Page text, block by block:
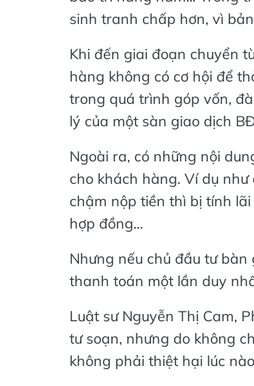
sinh tranh chấp hơn, vì
Khi đến giai đoạn chuyển
hàng không có cơ hội để
trong quá trình góp vốn,
lý của một sàn giao dịch
Ngoài ra, có những nội
cho khách hàng. Ví dụ
chậm nộp tiền thì bị tính
hợp đồng...
Nhưng nếu chủ đầu tư
thanh toán một lần duy
Luật sư Nguyễn Thị Cam,
tư soạn, nhưng do không
không phải thiệt hại lúc